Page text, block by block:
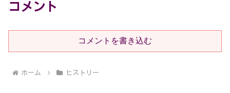
コメント
コメントを書き込む
ホーム ヒストリー